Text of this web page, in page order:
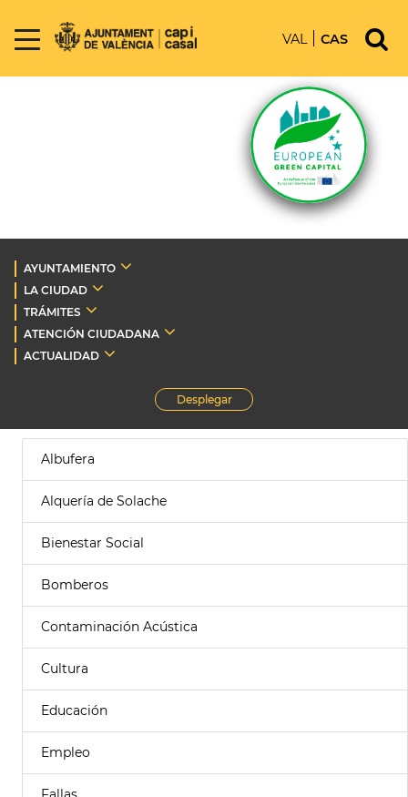
VAL CAS
AYUNTAMIENTO
LA CIUDAD
TRÁMITES
ATENCIÓN CIUDADANA
ACTUALIDAD
Desplegar
Albufera
Alquería de Solache
Bienestar Social
Bomberos
Contaminación Acústica
Cultura
Educación
Empleo